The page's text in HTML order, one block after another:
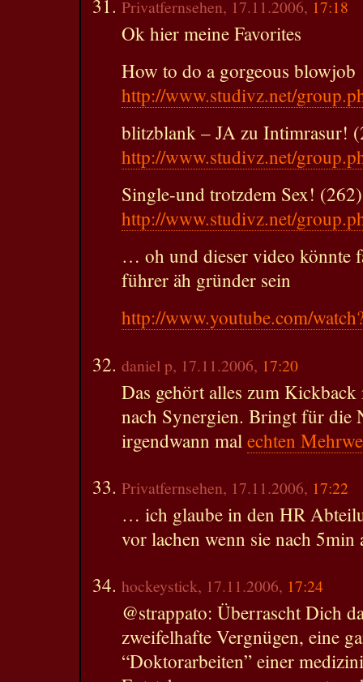
Privatfernsehen, 17.11.2006, 17:18
Ok hier meine Favorites
How to do a gorgeous blowjob
http://www.studivz.net/
blitzblank – JA zu Intimrasur!
http://www.studivz.net/
Single-und trotzdem Sex! (262)
http://www.studivz.net/
… oh und dieser video könnte
führer äh gründer sein
http://www.youtube.com/
daniel p, 17.11.2006, 17:20
Das gehört alles zum
nach Synergien. Bringt für die
irgendwann mal echten
Privatfernsehen, 17.11.2006, 17:22
… ich glaube in den HR
vor lachen wenn sie nach
hockeystick, 17.11.2006, 17:24
@strappato: Überrascht Dich
zweifelhafte Vergnügen, eine
“Doktorarbeiten” einer